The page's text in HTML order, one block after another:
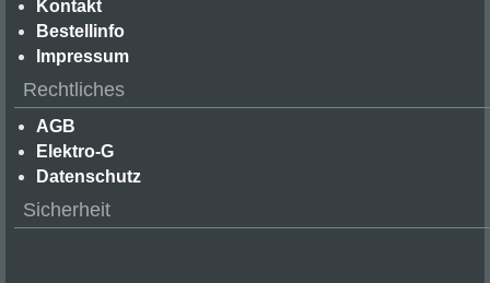
Kontakt
Bestellinfo
Impressum
Rechtliches
AGB
Elektro-G
Datenschutz
Sicherheit